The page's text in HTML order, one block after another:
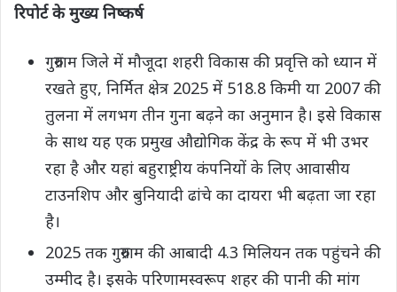
रिपोर्ट के मुख्य निष्कर्ष
गुरुग्राम जिले में मौजूदा शहरी विकास की प्रवृत्ति को ध्यान में
रखते हुए, निर्मित क्षेत्र 2025 में 518.8 किमी या 2007 की
तुलना में लगभग तीन गुना बढ़ने का अनुमान है। इसे विकास
के साथ यह एक प्रमुख औद्योगिक केंद्र के रूप में भी उभर
रहा है और यहां बहुराष्ट्रीय कंपनियों के लिए आवासीय
टाउनशिप और बुनियादी ढांचे का दायरा भी बढ़ता जा रहा
है।
2025 तक गुरुग्राम की आबादी 4.3 मिलियन तक पहुंचने की
उम्मीद है। इसके परिणामस्वरूप शहर की पानी की मांग